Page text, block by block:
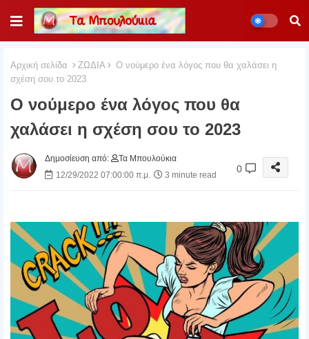
Αρχική σελίδα ΖΩΔΙΑ
Ο νούμερο ένα λόγος που θα χαλάσει η
σχέση σου το 2023
Ο νούμερο ένα λόγος που θα
χαλάσει η σχέση σου το 2023
Δημοσίευση από:
Τα Μπουλούκια
12/29/2022 07:00:00 π.μ.
3 minute read
0